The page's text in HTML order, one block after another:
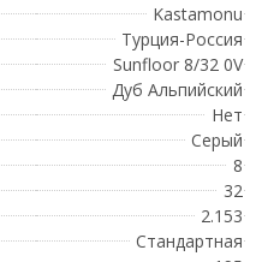
Kastamonu
Турция-Россия
Sunfloor 8/32 0V
Дуб Альпийский
Нет
Серый
8
32
2.153
Стандартная